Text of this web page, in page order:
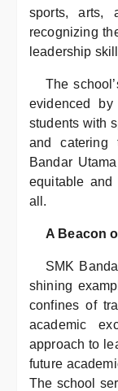
sports, arts,
recognizing
leadership
The
evidenced
students with
and catering
Bandar
equitable and
all.
A Beacon
SMK
shining
confines of
academic
approach to
future
The school